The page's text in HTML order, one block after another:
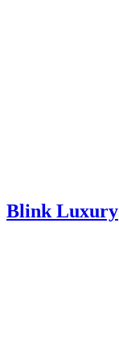
Blink Luxury